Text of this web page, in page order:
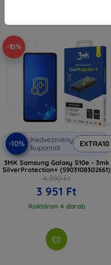
-10%
-10%
Kedvezmény
kuponnal
EXTRA10
3MK Samsung Galaxy S10e - 3mk
SilverProtection+ (5903108302661)
4 390 Ft
3 951 Ft
Raktáron 4 darab